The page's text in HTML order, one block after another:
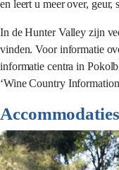
en leert u meer over, geur,
In de Hunter Valley zijn
vinden. Voor informatie
informatie centra in
‘Wine Country